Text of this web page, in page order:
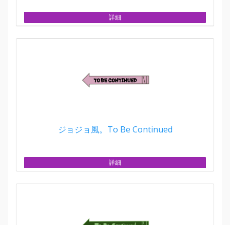
詳細
ジョジョ風。To Be Continued
詳細